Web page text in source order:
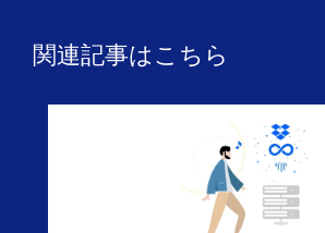
関連記事はこちら